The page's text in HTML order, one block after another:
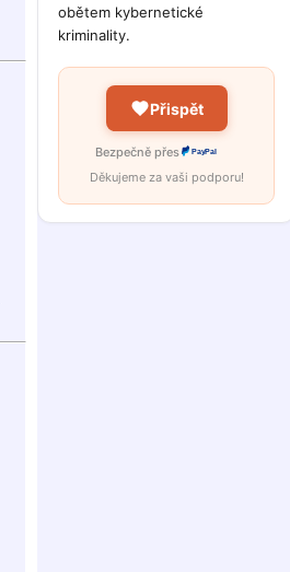
obětem kybernetické
kriminality.
Přispět
Bezpečně přes PayPal
Děkujeme za vaši podporu!